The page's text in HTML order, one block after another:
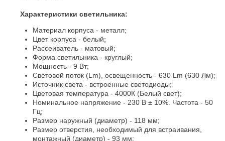
Характеристики светильника:
Материал корпуса - металл;
Цвет корпуса - белый;
Рассеиватель - матовый;
Форма светильника - круглый;
Мощность - 9 Вт;
Световой поток (Lm), освещенность - 630 Lm (630 Лм);
Источник света - встроенные светодиоды;
Цветовая температура - 4000К (Белый свет);
Номинальное напряжение - 230 В ± 10%. Частота - 50
Гц;
Размер наружный (диаметр) - 118 мм;
Размер отверстия, необходимый для встраивания,
монтажный (диаметр) - 93 мм;